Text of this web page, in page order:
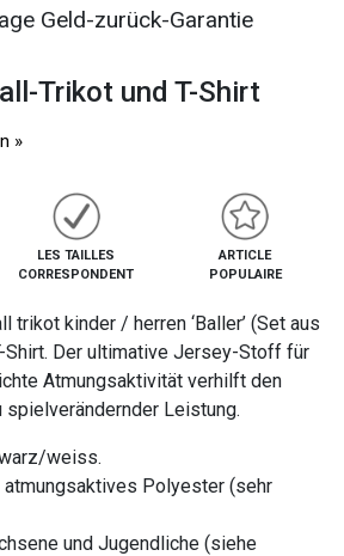
Geld-zurück-Garantie
Trikot und T-Shirt
»
LES TAILLES
CORRESPONDENT
ARTICLE
POPULAIRE
trikot kinder / herren ‘Baller’ (Set aus
Shirt. Der ultimative Jersey-Stoff für
Atmungsaktivität verhilft den
Leistung.
weiss.
atmungsaktives Polyester (sehr
und Jugendliche (siehe